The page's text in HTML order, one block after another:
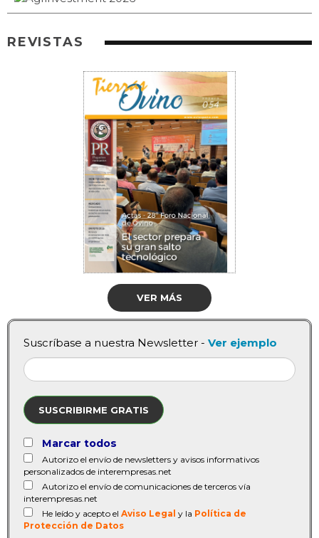
REVISTAS
VER MÁS
Suscríbase a nuestra Newsletter - Ver ejemplo
SUSCRIBIRME GRATIS
Marcar todos
Autorizo el envío de newsletters y avisos informativos
personalizados de interempresas.net
Autorizo el envío de comunicaciones de terceros vía
interempresas.net
He leído y acepto el Aviso Legal y la Política de
Protección de Datos